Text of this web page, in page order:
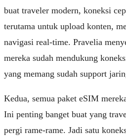
buat traveler modern, koneksi
terutama untuk upload konten,
navigasi real-time. Pravelia
mereka sudah mendukung
yang memang sudah support
Kedua, semua paket eSIM
Ini penting banget buat yang
pergi rame-rame. Jadi satu